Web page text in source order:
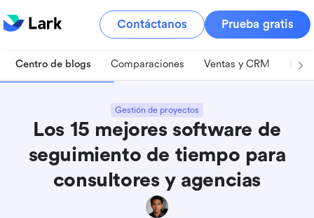
Contáctanos Prueba gratis
Centro de blogs Comparaciones Ventas y CRM
Gestión de proyectos
Los 15 mejores software de
seguimiento de tiempo para
consultores y agencias